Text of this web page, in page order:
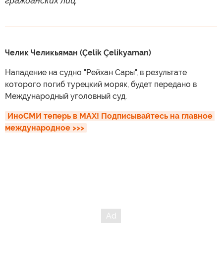
Челик Челикьяман (Çelik Çelikyaman)
Нападение на судно "Рейхан Сары", в результате
которого погиб турецкий моряк, будет передано в
Международный уголовный суд.
ИноСМИ теперь в MAX! Подписывайтесь на главное
международное >>>